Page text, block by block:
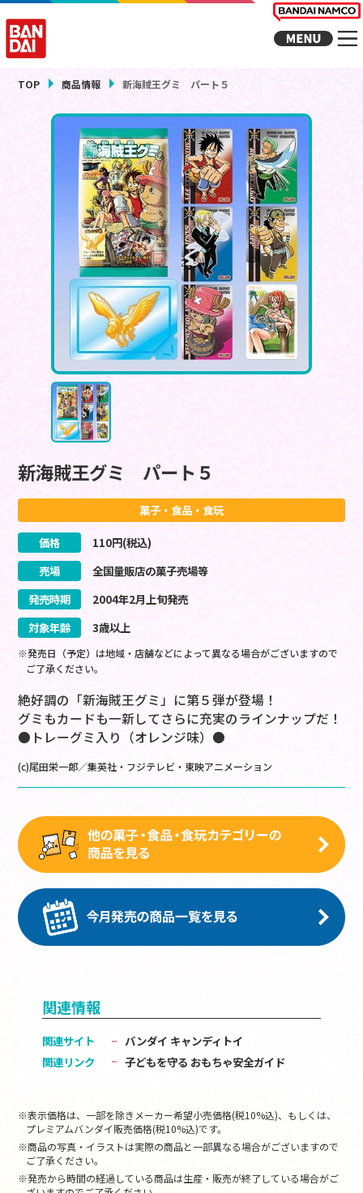
TOP 商品情報 新海賊王グミ パート５
新海賊王グミ パート５
菓子・食品・食玩
価格 110円(税込)
売場
全国量販店の菓子売場等
発売時期
2004年2月上旬発売
対象年齢
3歳以上
※発売日（予定）は地域・店舗などによって異なる場合がございますので
ご了承ください。
絶好調の「新海賊王グミ」に第５弾が登場！
グミもカードも一新してさらに充実のラインナップだ！
●トレーグミ入り（オレンジ味）●
(c)尾田栄一郎／集英社・フジテレビ・東映アニメーション
関連情報
関連サイト
バンダイ キャンディトイ
関連リンク
子どもを守る おもちゃ安全ガイド
※表示価格は、一部を除きメーカー希望小売価格(税10%込)、もしくは、
プレミアムバンダイ販売価格(税10%込)です。
※商品の写真・イラストは実際の商品と一部異なる場合がございますので
ご了承ください。
※発売から時間の経過している商品は生産・販売が終了している場合がご